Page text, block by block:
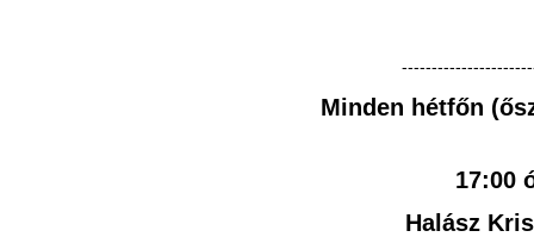
Minden hétfőn (
17:00
Halász